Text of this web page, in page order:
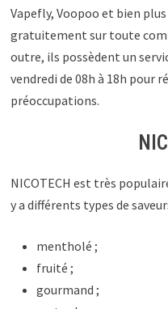
Vapefly, Voopoo et bien
gratuitement sur toute
outre, ils possèdent un
vendredi de 08h à 18h pour
préoccupations.
NICOTECH est très
y a différents types de
mentholé ;
fruité ;
gourmand ;